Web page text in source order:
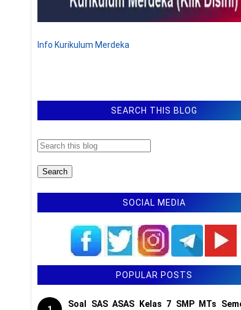
Info Kurikulum Merdeka
SEARCH THIS BLOG
SOCIAL MEDIA
POPULAR POSTS
Soal SAS ASAS Kelas 7 SMP MTs